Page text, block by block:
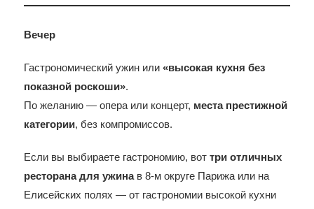
Вечер
Гастрономический ужин или«высокая кухня без
показной роскоши».
По желанию — опера или концерт, места престижной
категории, без компромиссов.
Если вы выбираете гастрономию, воттри отличных
ресторана для ужинав 8-м округе Парижа или на
Елисейских полях — от гастрономии высокой кухни